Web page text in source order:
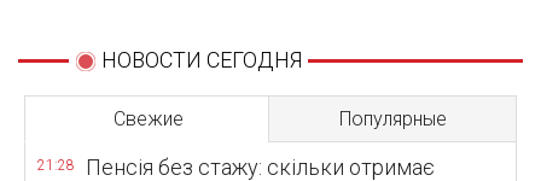
НОВОСТИ СЕГОДНЯ
Свежие Популярные
21:28
Пенсія без стажу: скільки отримає